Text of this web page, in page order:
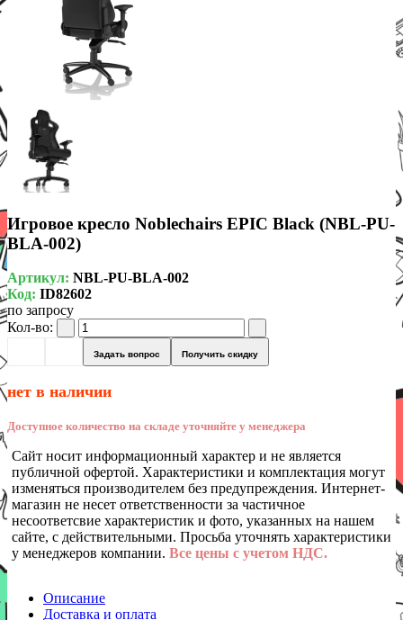
Игровое кресло Noblechairs EPIC Black (NBL-PU-
BLA-002)
Артикул: NBL-PU-BLA-002
Код: ID82602
по запросу
Кол-во:
Задать вопрос Получить скидку
нет в наличии
Доступное количество на складе уточняйте у менеджера
Сайт носит информационный характер и не является
публичной офертой. Характеристики и комплектация могут
изменяться производителем без предупреждения. Интернет-
магазин не несет ответственности за частичное
несоответсвие характеристик и фото, указанных на нашем
сайте, с действительными. Просьба уточнять характеристики
у менеджеров компании. Все цены с учетом НДС.
Описание
Доставка и оплата